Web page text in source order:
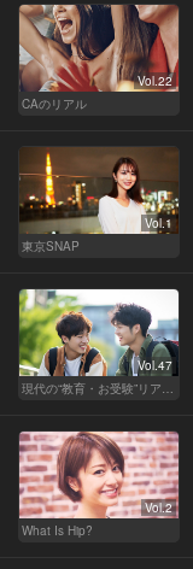
Vol.22
CAのリアル
Vol.1
東京SNAP
Vol.47
現代の“教育・お受験”リアルドキュメント
Vol.2
What Is Hip?